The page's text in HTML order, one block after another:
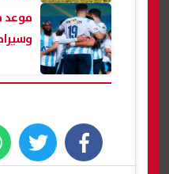
موعد
facebook